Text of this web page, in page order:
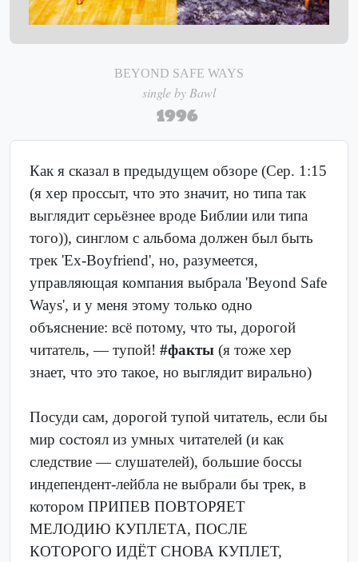
BEYOND SAFE WAYS
single by Bawl
1996
Как я сказал в предыдущем обзоре (Сер. 1:15
(я хер проссыт, что это значит, но типа так
выглядит серьёзнее вроде Библии или типа
того)), синглом с альбома должен был быть
трек 'Ex-Boyfriend', но, разумеется,
управляющая компания выбрала 'Beyond Safe
Ways', и у меня этому только одно
объяснение: всё потому, что ты, дорогой
читатель, — тупой! #факты (я тоже хер
знает, что это такое, но выглядит вирально)
Посуди сам, дорогой тупой читатель, если бы
мир состоял из умных читателей (и как
следствие — слушателей), большие боссы
индепендент-лейбла не выбрали бы трек, в
котором ПРИПЕВ ПОВТОРЯЕТ
МЕЛОДИЮ КУПЛЕТА, ПОСЛЕ
КОТОРОГО ИДЁТ СНОВА КУПЛЕТ,